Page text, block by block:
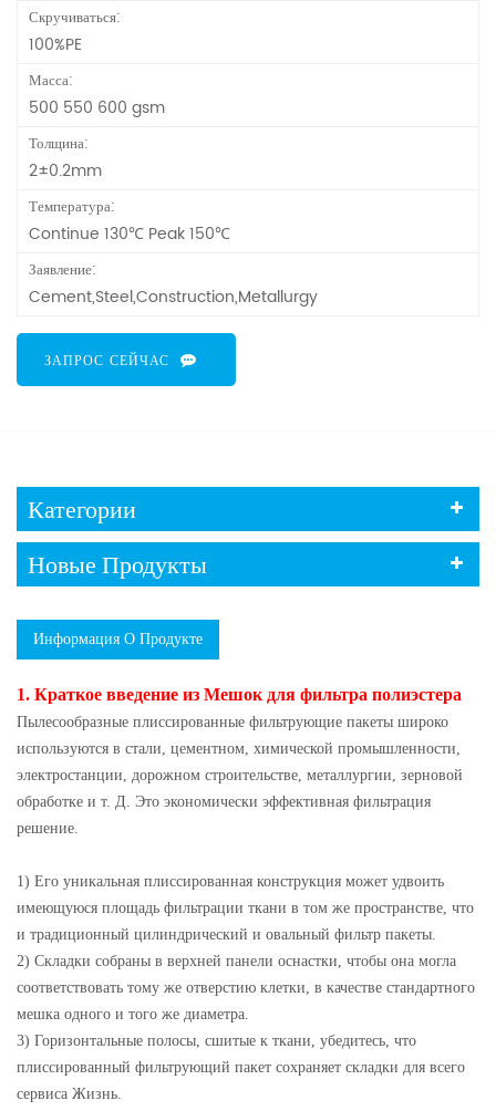
Скручиваться:
100%PE
Масса:
500 550 600 gsm
Толщина:
2±0.2mm
Температура:
Continue 130℃ Peak 150℃
Заявление:
Cement,Steel,Construction,Metallurgy
ЗАПРОС СЕЙЧАС
Категории
Новые Продукты
Информация О Продукте
1. Краткое введение из Мешок для фильтра полиэстера
Пылесообразные плиссированные фильтрующие пакеты широко
используются в стали, цементном, химической промышленности,
электростанции, дорожном строительстве, металлургии, зерновой
обработке и т. Д. Это экономически эффективная фильтрация
решение.
1) Его уникальная плиссированная конструкция может удвоить
имеющуюся площадь фильтрации ткани в том же пространстве, что
и традиционный цилиндрический и овальный фильтр пакеты.
2) Складки собраны в верхней панели оснастки, чтобы она могла
соответствовать тому же отверстию клетки, в качестве стандартного
мешка одного и того же диаметра.
3) Горизонтальные полосы, сшитые к ткани, убедитесь, что
плиссированный фильтрующий пакет сохраняет складки для всего
сервиса Жизнь.